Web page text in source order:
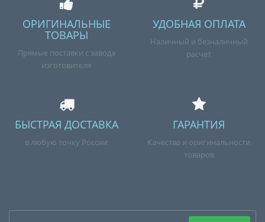
ОРИГИНАЛЬНЫЕ
ТОВАРЫ
Прямые поставки с завода
изготовителя
УДОБНАЯ ОПЛАТА
Наличный и безналичный
расчет
БЫСТРАЯ ДОСТАВКА
в любую точку России
ГАРАНТИЯ
Качества и оригинальности
товаров